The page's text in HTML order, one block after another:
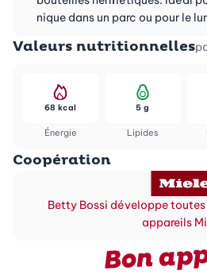
nique dans un parc ou pour le
Valeurs nutritionnelles
Énergie
68 kcal
Lipides
5 g
Coopération
Betty Bossi développe
appareils
Bon